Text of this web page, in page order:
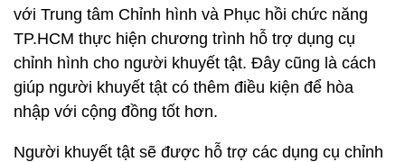
với Trung tâm Chỉnh hình và Phục hồi chức năng
TP.HCM thực hiện chương trình hỗ trợ dụng cụ
chỉnh hình cho người khuyết tật. Đây cũng là cách
giúp người khuyết tật có thêm điều kiện để hòa
nhập với cộng đồng tốt hơn.
Người khuyết tật sẽ được hỗ trợ các dụng cụ chỉnh